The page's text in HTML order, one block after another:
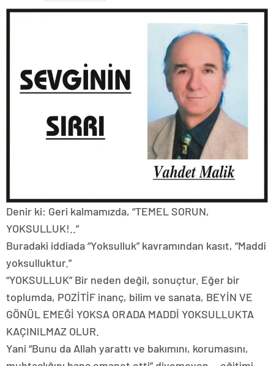
Denir ki: Geri kalmamızda, “TEMEL SORUN,
YOKSULLUK!..”
Buradaki iddiada “Yoksulluk” kavramından kasıt, “Maddi
yoksulluktur.”
“YOKSULLUK” Bir neden değil, sonuçtur. Eğer bir
toplumda, POZİTİF inanç, bilim ve sanata, BEYİN VE
GÖNÜL EMEĞİ YOKSA ORADA MADDİ YOKSULLUKTA
KAÇINILMAZ OLUR.
Yani “Bunu da Allah yarattı ve bakımını, korumasını,